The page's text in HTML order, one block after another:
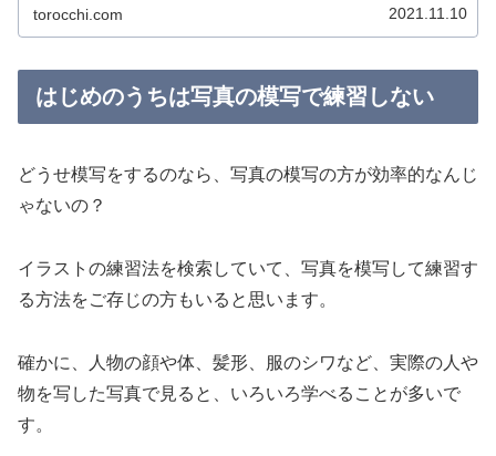
torocchi.com 2021.11.10
はじめのうちは写真の模写で練習しない
どうせ模写をするのなら、写真の模写の方が効率的なんじ
ゃないの？
イラストの練習法を検索していて、写真を模写して練習す
る方法をご存じの方もいると思います。
確かに、人物の顔や体、髪形、服のシワなど、実際の人や
物を写した写真で見ると、いろいろ学べることが多いで
す。